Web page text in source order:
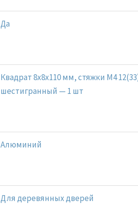
Да
Квадрат 8х8х110 мм, стяжки М4
шестигранный — 1 шт
Алюминий
Для деревянных дверей